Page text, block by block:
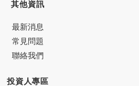
其他資訊
最新消息
常見問題
聯絡我們
投資人專區